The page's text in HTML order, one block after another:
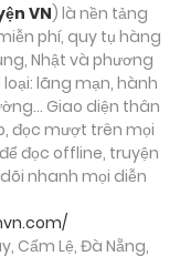
VN) là nền tảng
phí, quy tụ hàng
Nhật và phương
lãng mạn, hành
Giao diện thân
đọc mượt trên mọi
đọc offline, truyện
nhanh mọi diễn
Cẩm Lệ, Đà Nẵng,